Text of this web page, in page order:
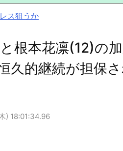
ス狙うか
根本花凛(12)の
久的継続が担保
) 18:01:34.96